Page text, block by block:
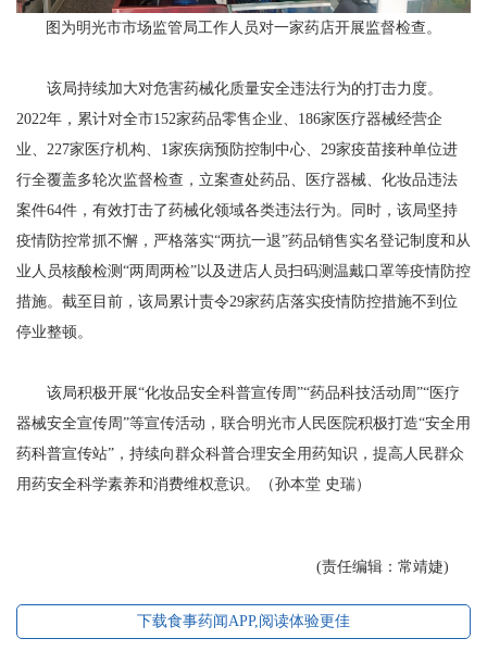
图为明光市市场监管局工作人员对一家药店开展监督检查。
该局持续加大对危害药械化质量安全违法行为的打击力度。
2022年，累计对全市152家药品零售企业、186家医疗器械经营企
业、227家医疗机构、1家疾病预防控制中心、29家疫苗接种单位进
行全覆盖多轮次监督检查，立案查处药品、医疗器械、化妆品违法
案件64件，有效打击了药械化领域各类违法行为。同时，该局坚持
疫情防控常抓不懈，严格落实“两抗一退”药品销售实名登记制度和从
业人员核酸检测“两周两检”以及进店人员扫码测温戴口罩等疫情防控
措施。截至目前，该局累计责令29家药店落实疫情防控措施不到位
停业整顿。
该局积极开展“化妆品安全科普宣传周”“药品科技活动周”“医疗
器械安全宣传周”等宣传活动，联合明光市人民医院积极打造“安全用
药科普宣传站”，持续向群众科普合理安全用药知识，提高人民群众
用药安全科学素养和消费维权意识。（孙本堂 史瑞）
(责任编辑：常靖婕)
下载食事药闻APP,阅读体验更佳